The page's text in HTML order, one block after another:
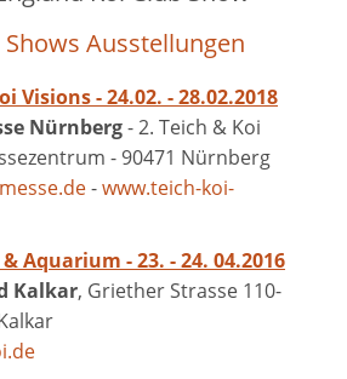
Shows Ausstellungen
Visions - 24.02. - 28.02.2018
Nürnberg- 2. Teich & Koi
- 90471 Nürnberg
-www.teich-koi-
Aquarium - 23. - 24. 04.2016
Kalkar, Griether Strasse 110-